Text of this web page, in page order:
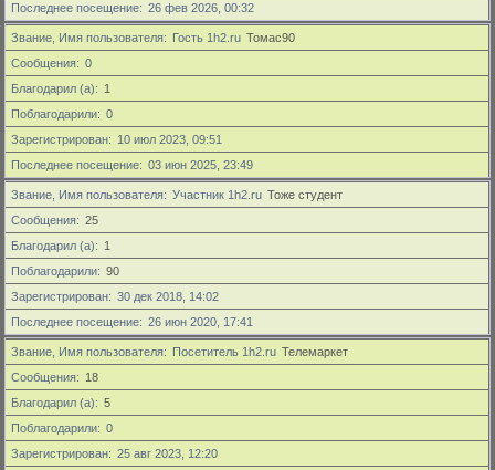
Последнее посещение
26 фев 2026, 00:32
Звание, Имя пользователя Гость 1h2.ru Томас90
Сообщения
0
Благодарил (а)
1
Поблагодарили
0
Зарегистрирован
10 июл 2023, 09:51
Последнее посещение
03 июн 2025, 23:49
Звание, Имя пользователя Участник 1h2.ru Тоже студент
Сообщения
25
Благодарил (а)
1
Поблагодарили
90
Зарегистрирован
30 дек 2018, 14:02
Последнее посещение
26 июн 2020, 17:41
Звание, Имя пользователя Посетитель 1h2.ru Телемаркет
Сообщения
18
Благодарил (а)
5
Поблагодарили
0
Зарегистрирован
25 авг 2023, 12:20